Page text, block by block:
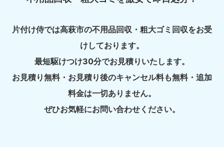
片付け侍では高萩市の不用品回収・粗大ゴミ回収をお受
けしております。
最短駆けつけ30分でお見積りいたします。
お見積り無料・お見積り後のキャンセル料も無料・追加
料金は一切ありません。
ぜひお気軽にお問い合わせください。